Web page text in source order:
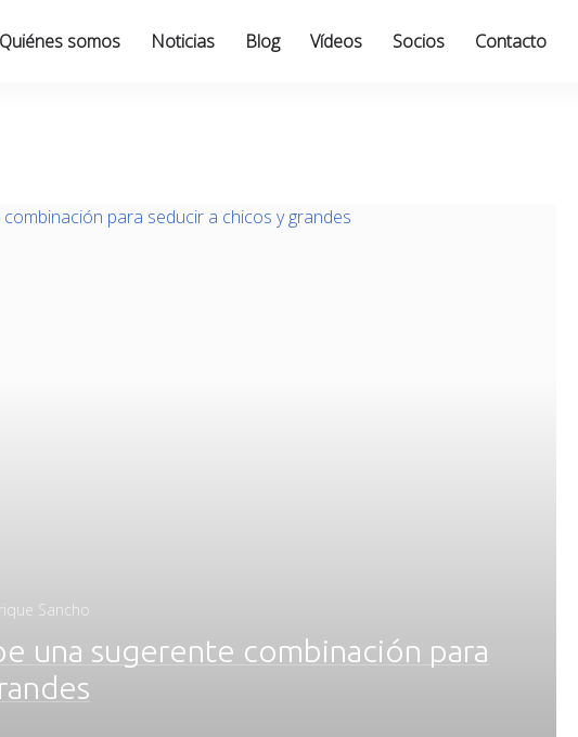
Quiénes somos Noticias Blog Vídeos Socios Contacto
Sancho
una sugerente combinación para